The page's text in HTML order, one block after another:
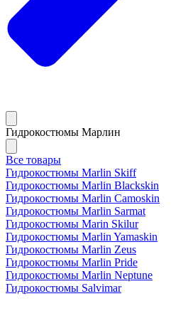
Гидрокостюмы Марлин
Все товары
Гидрокостюмы Marlin Skiff
Гидрокостюмы Marlin Blackskin
Гидрокостюмы Marlin Camoskin
Гидрокостюмы Marlin Sarmat
Гидрокостюмы Marin Skilur
Гидрокостюмы Marlin Yamaskin
Гидрокостюмы Marlin Zeus
Гидрокостюмы Marlin Pride
Гидрокостюмы Marlin Neptune
Гидрокостюмы Salvimar